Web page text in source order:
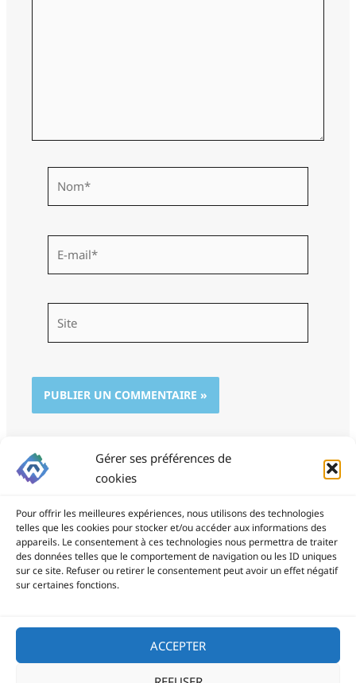
Gérer ses préférences de
cookies
Pour offrir les meilleures expériences, nous utilisons des technologies
telles que les cookies pour stocker et/ou accéder aux informations des
appareils. Le consentement à ces technologies nous permettra de traiter
des données telles que le comportement de navigation ou les ID uniques
sur ce site. Refuser ou retirer le consentement peut avoir un effet négatif
sur certaines fonctions.
ACCEPTER
mail*
ProSite - 06 85 94 34 21
prositegestion@gmail.com
Copyright © 2026